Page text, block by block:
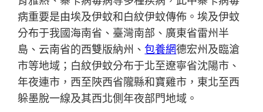
病重要是由埃及伊蚊和白紋伊蚊傳佈。埃及伊蚊
分布于我國海南省、臺灣南部、廣東省雷州半
島、云南省的西雙版納州、包養網德宏州及臨滄
市等地域；白紋伊蚊分布于北至遼寧省沈陽市、
年夜連市，西至陜西省隴縣和寶雞市，東北至西
躲墨脫一線及其西北側年夜部門地域。